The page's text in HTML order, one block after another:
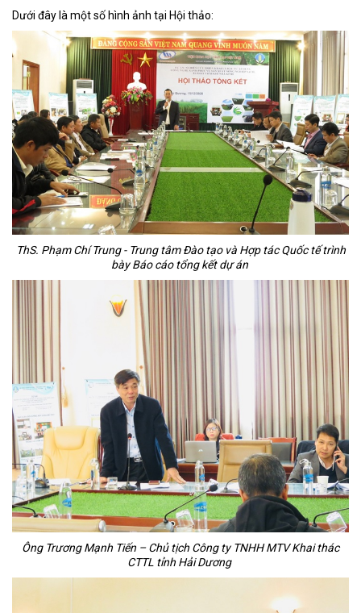
Dưới đây là một số hình ảnh tại Hội thảo:
ThS. Phạm Chí Trung - Trung tâm Đào tạo và Hợp tác Quốc tế trình
bày Báo cáo tổng kết dự án
Ông Trương Mạnh Tiến – Chủ tịch Công ty TNHH MTV Khai thác
CTTL tỉnh Hải Dương